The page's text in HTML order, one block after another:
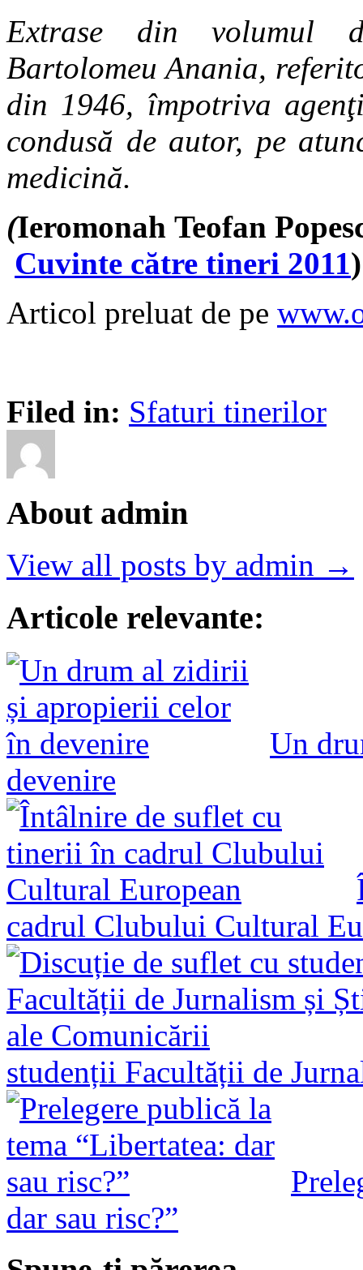
Extrase din volumul
Bartolomeu Anania,
din 1946, împotriva
condusă de autor, pe
medicină.
(Ieromonah Teofan
Cuvinte către tineri 2011)
Articol preluat de pe
Filed in: Sfaturi tinerilor
About admin
View all posts by admin →
Articole relevante:
Un
devenire
cadrul Clubului Cultural
studenții Facultății de
dar sau risc?”